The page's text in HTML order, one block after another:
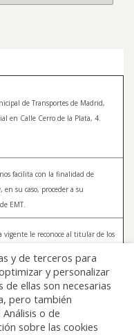
de Transportes de Madrid,
en Calle Cerro de la Plata, 4.
facilita con la finalidad de
su caso, proceder a su
EMT.
vigente le reconoce al titular de los
más información sobre el
sus derechos, consulte la
blog.emtmadrid.es/politica-de-
y de terceros para
y personalizar
de ellas son necesarias
pero también
o de
sobre las cookies